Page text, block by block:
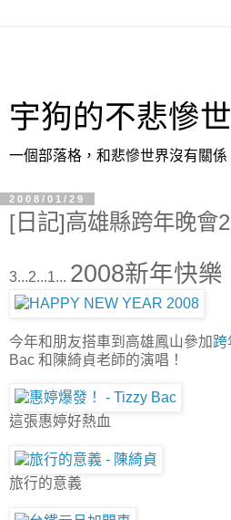
宇狗的不悲慘
一個部落格，和悲慘世界沒有關係
2008/01/29
[日記]高雄縣跨年晚會
3...2...1... 2008新年快樂
今年和朋友搭車到高雄鳳山參加跨
Bac 和陳綺貞老師的演唱！
這張惠婷好熱血
旅行的意義